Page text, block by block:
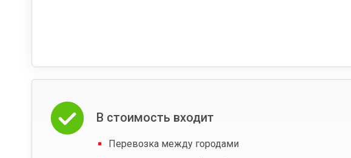
В стоимость входит
Перевозка между городами